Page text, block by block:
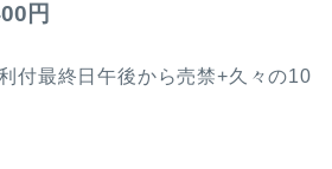
円
付最終日午後から売禁+久々の10